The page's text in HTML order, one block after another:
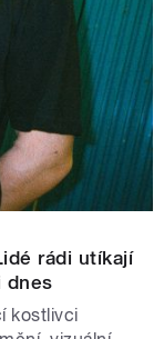
rádi utíkají
dnes
kostlivci